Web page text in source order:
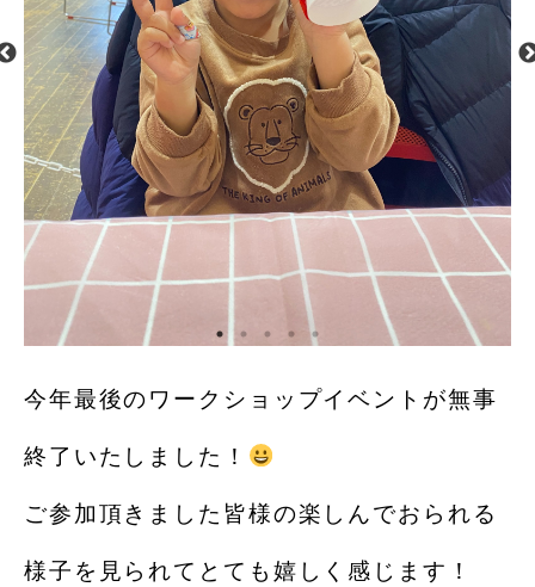
今年最後のワークショップイベントが無事
終了いたしました！
ご参加頂きました皆様の楽しんでおられる
様子を見られてとても嬉しく感じます！